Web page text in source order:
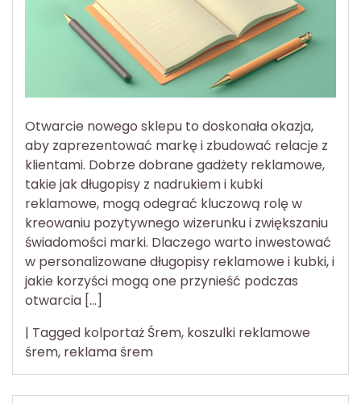
Otwarcie nowego sklepu to doskonała okazja,
aby zaprezentować markę i zbudować relacje z
klientami. Dobrze dobrane gadżety reklamowe,
takie jak długopisy z nadrukiem i kubki
reklamowe, mogą odegrać kluczową rolę w
kreowaniu pozytywnego wizerunku i zwiększaniu
świadomości marki. Dlaczego warto inwestować
w personalizowane długopisy reklamowe i kubki, i
jakie korzyści mogą one przynieść podczas
otwarcia […]
| Tagged kolportaż Śrem, koszulki reklamowe
śrem, reklama śrem